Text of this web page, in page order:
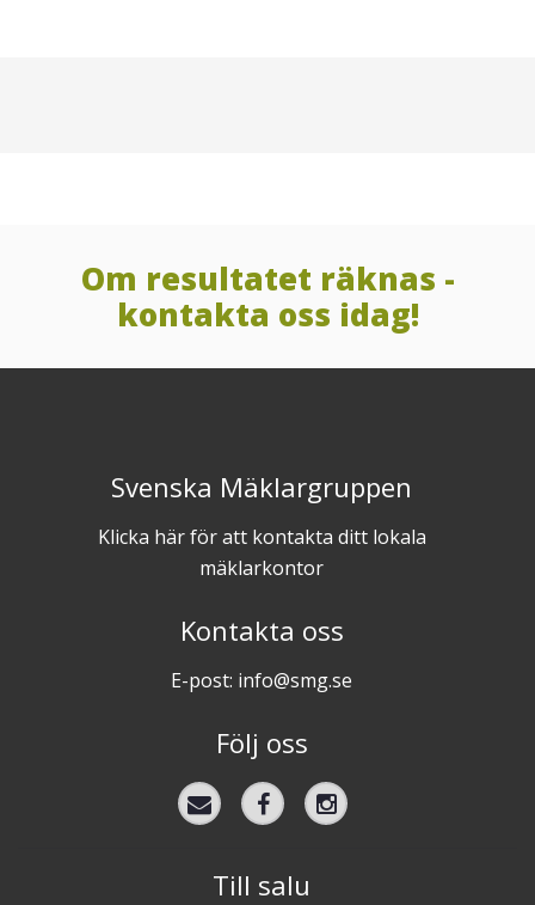
Om resultatet räknas -
kontakta oss idag!
Svenska Mäklargruppen
Klicka här för att kontakta ditt lokala
mäklarkontor
Kontakta oss
E-post: info@smg.se
Följ oss
Till salu